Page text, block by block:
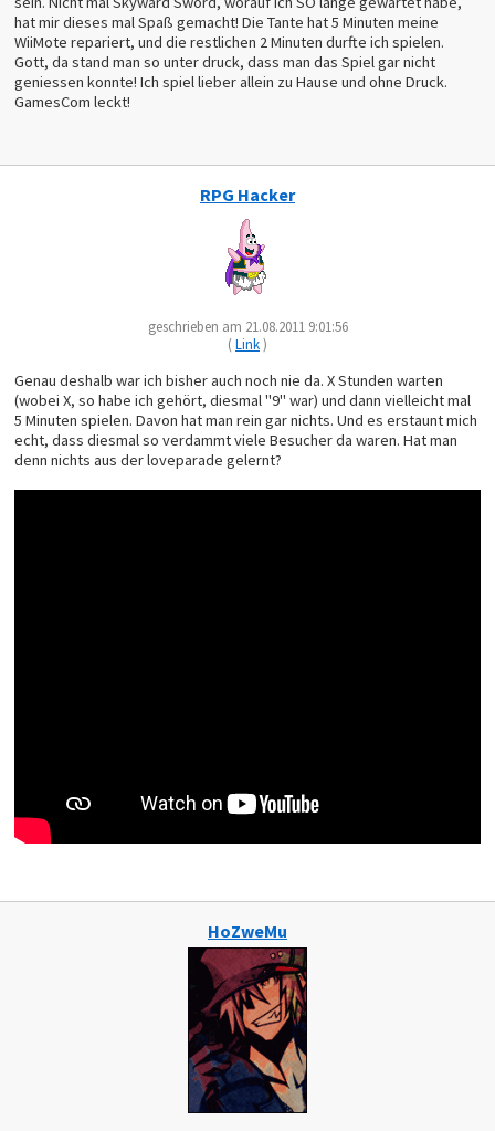
hat mir dieses mal Spaß gemacht! Die Tante hat 5 Minuten meine
WiiMote repariert, und die restlichen 2 Minuten durfte ich spielen.
Gott, da stand man so unter druck, dass man das Spiel gar nicht
geniessen konnte! Ich spiel lieber allein zu Hause und ohne Druck.
GamesCom leckt!
RPG Hacker
geschrieben am 21.08.2011 9:01:56
(Link)
Genau deshalb war ich bisher auch noch nie da. X Stunden warten
(wobei X, so habe ich gehört, diesmal "9" war) und dann vielleicht mal
5 Minuten spielen. Davon hat man rein gar nichts. Und es erstaunt mich
echt, dass diesmal so verdammt viele Besucher da waren. Hat man
denn nichts aus der loveparade gelernt?
HoZweMu